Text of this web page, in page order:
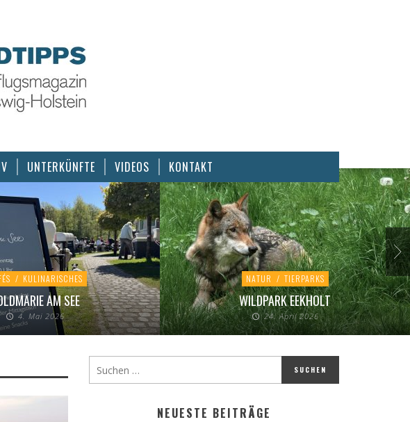
UNTERKÜNFTE VIDEOS KONTAKT
/ KULINARISCHES
AM SEE
4. Mai 2026
NATUR / TIERPARKS
WILDPARK EEKHOLT
24. April 2026
NEUESTE BEITRÄGE